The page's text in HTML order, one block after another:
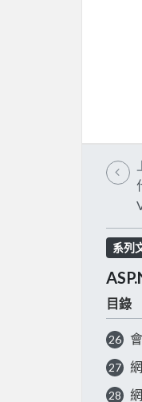
系列
目錄
26
27
28